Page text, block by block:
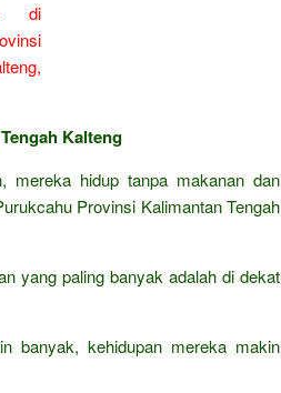
Kalteng
mereka hidup tanpa makanan dan
Provinsi Kalimantan Tengah
yang paling banyak adalah di dekat
banyak, kehidupan mereka makin